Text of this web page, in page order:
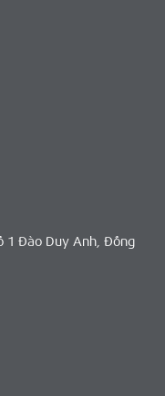
1 Đào Duy Anh, Đống